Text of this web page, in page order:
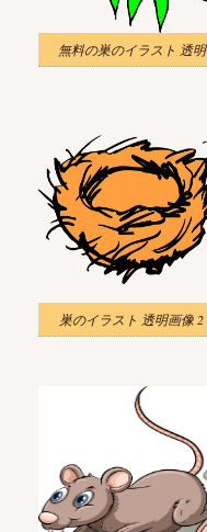
無料の巣のイラスト 透明
巣のイラスト 透明画像 2